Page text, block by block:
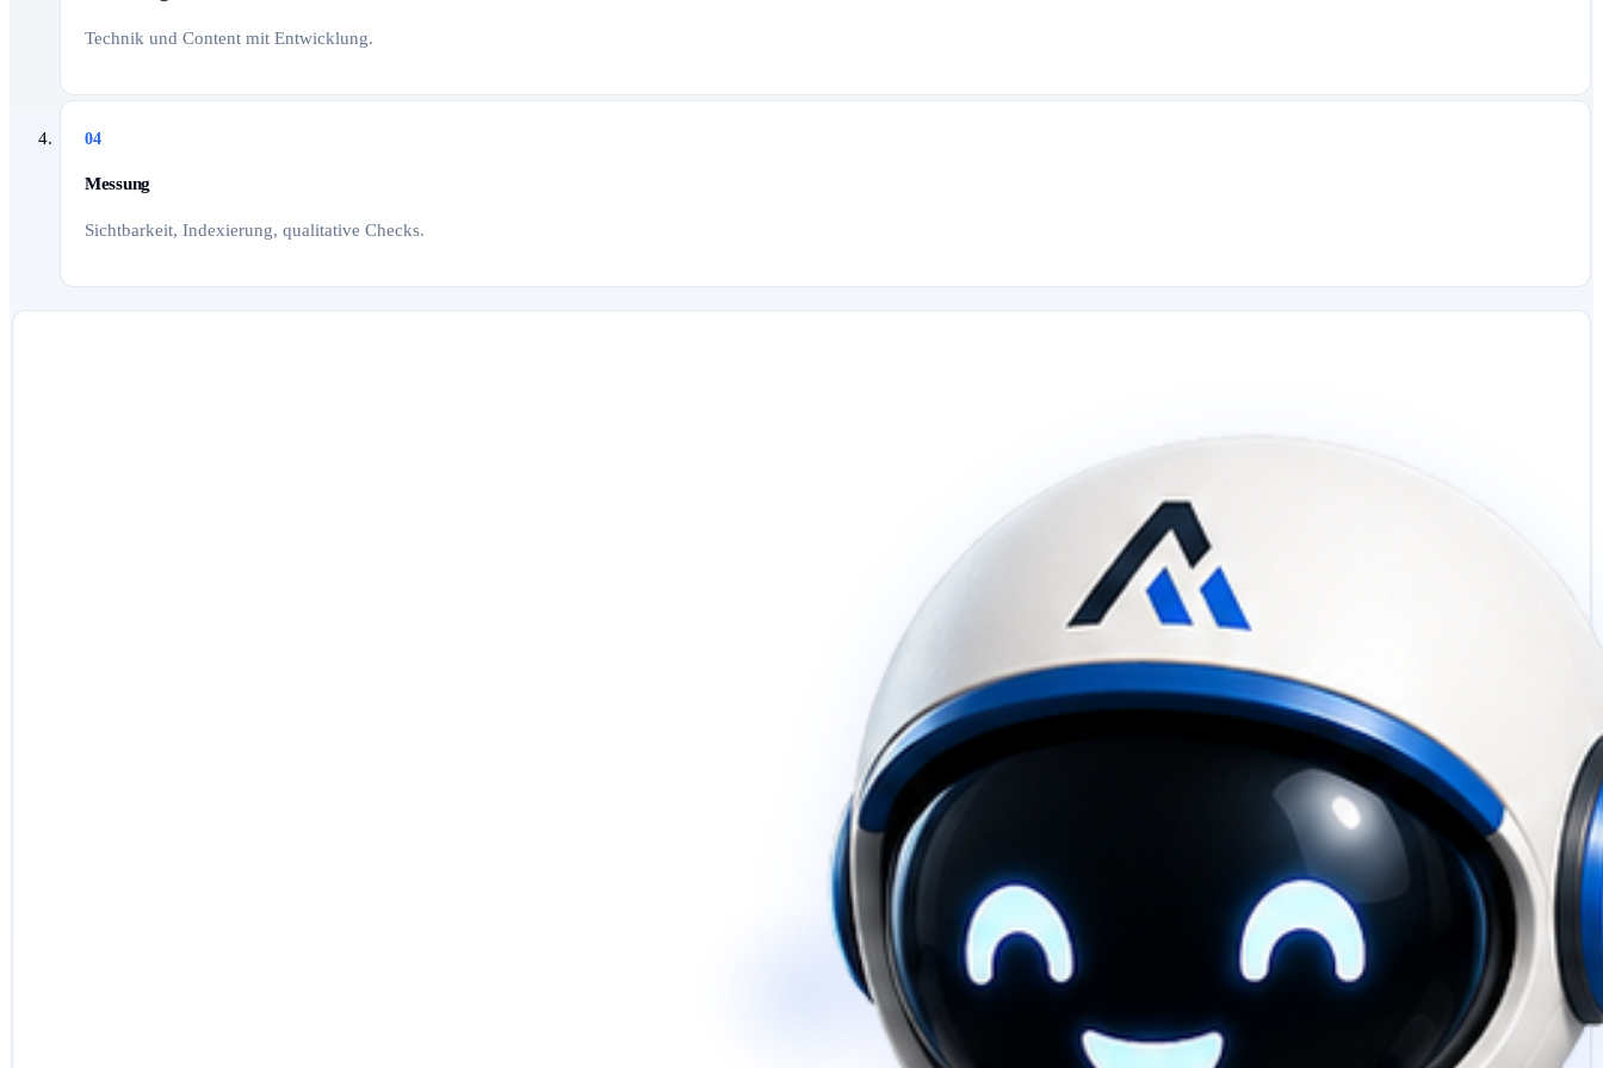
Technik und Content mit Entwicklung.
04
Messung
Sichtbarkeit, Indexierung, qualitative Checks.